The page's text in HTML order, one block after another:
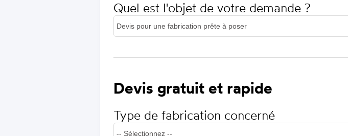
Quel est l'objet de votre demande ?
Devis gratuit et rapide
Type de fabrication concerné